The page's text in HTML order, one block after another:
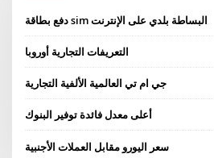
دفع بطاقة sim البساطة بلدي على الإنترنت
التعريفات التجارية أوروبا
جي ام تي العالمية الألفية التجارية
أعلى معدل فائدة توفير البنوك
سعر اليورو مقابل العملات الأجنبية